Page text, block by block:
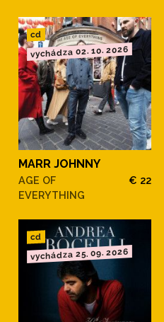
cd
vychádza 02. 10. 2026
MARR JOHNNY
AGE OF
EVERYTHING
€ 22
cd
vychádza 25. 09. 2026